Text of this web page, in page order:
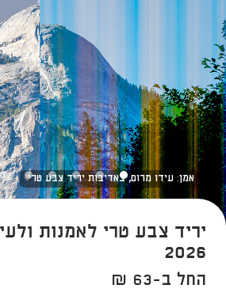
אמן: עידו מרום, באדיבות יריד צבע טרי
יריד צבע טרי לאמנות
2026
החל ב-63 ₪